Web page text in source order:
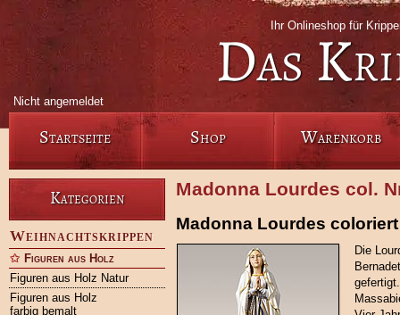
Ihr Onlineshop für
Das
Nicht angemeldet
Startseite Shop Warenkorb
Kategorien
Weihnachtskrippen
Figuren aus Holz
Figuren aus Holz Natur
Figuren aus Holz
farbig bemalt
Madonna Lourdes col.
Madonna Lourdes coloriert
Die